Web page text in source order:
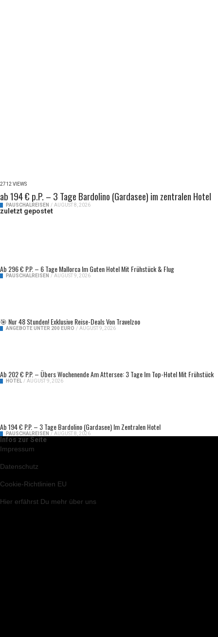
2712 VIEWS
ab 194 € p.P. – 3 Tage Bardolino (Gardasee) im zentralen Hotel
PAUSCHALREISEN / AUGUST 8, 2026
zuletzt gepostet
Ab 296 € P.P. – 6 Tage Mallorca Im Guten Hotel Mit Frühstück & Flug
PAUSCHALREISEN / AUGUST 9, 2026
🎯 Nur 48 Stunden! Exklusive Reise-Deals Von Travelzoo
ANGEBOTE UNTER 200 EURO / AUGUST 9, 2026
Ab 202 € P.P. – Übers Wochenende Am Attersee: 3 Tage Im Top-Hotel Mit Frühstück
HOTEL / AUGUST 9, 2026
Ab 194 € P.P. – 3 Tage Bardolino (Gardasee) Im Zentralen Hotel
PAUSCHALREISEN / AUGUST 8, 2026
Infos zur Seite
Impressum
Datenschutz
Cookie-Richtlinien EU
Hier erfährst Du mehr über uns